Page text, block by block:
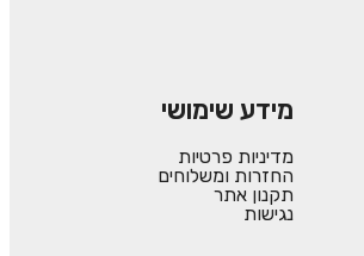
מידע שימושי
מדיניות פרטיות
החזרות ומשלוחים
תקנון אתר
נגישות